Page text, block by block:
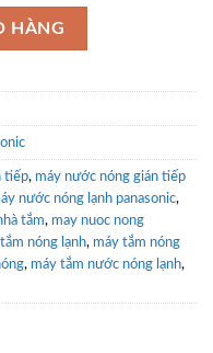
30 lít số lượng
HÀNG
tiếp, máy nước nóng gián tiếp
nước nóng lạnh panasonic,
tắm, may nuoc nong
nóng lạnh, máy tắm nóng
, máy tắm nước nóng lạnh,